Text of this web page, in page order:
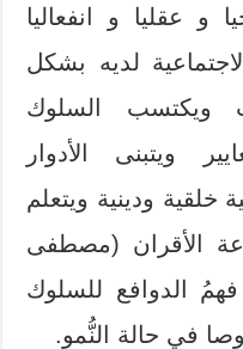
و عقليا و انفعاليا
لديه بشكل
ويكتسب السلوك
ويتبنى الأدوار
خلقية ودينية ويتعلم
الأقران (مصطفى
فهمُ الدوافع للسلوك
في حالة النُّمو.